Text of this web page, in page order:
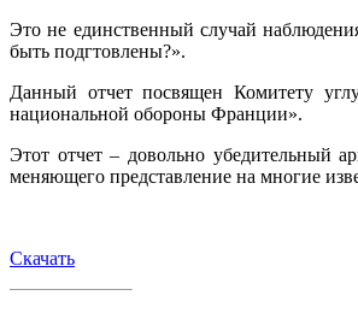
Это не единственный случай
быть подгтовлены?».
Данный отчет посвящен Комитету
национальной обороны Франции».
Этот отчет – довольно убедительный
меняющего представление на многие
Скачать